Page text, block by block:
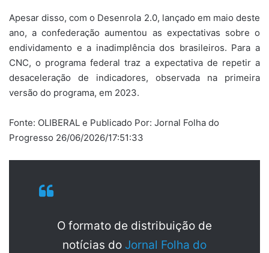
Apesar disso, com o Desenrola 2.0, lançado em maio deste
ano, a confederação aumentou as expectativas sobre o
endividamento e a inadimplência dos brasileiros. Para a
CNC, o programa federal traz a expectativa de repetir a
desaceleração de indicadores, observada na primeira
versão do programa, em 2023.
Fonte: OLIBERAL e Publicado Por: Jornal Folha do
Progresso 26/06/2026/17:51:33
O formato de distribuição de
notícias do Jornal Folha do